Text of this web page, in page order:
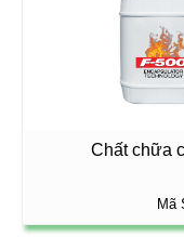
Chất chữa
Mã